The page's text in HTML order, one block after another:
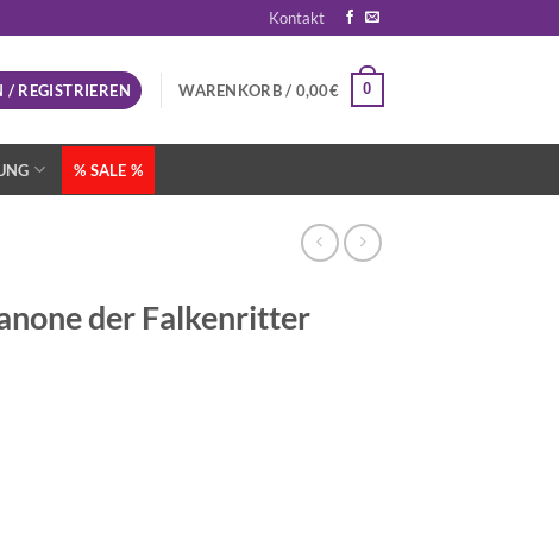
Kontakt
REGISTRIEREN WARENKORB / 0,00€ 0
% SALE %
der Falkenritter